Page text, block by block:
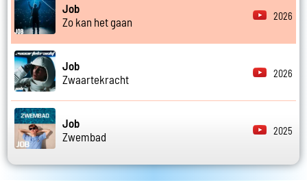
Job
Zo kan het gaan
2026
Job
Zwaartekracht
2026
Job
Zwembad
2025